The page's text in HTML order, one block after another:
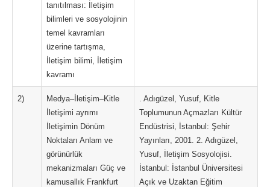
tanıtılması: İletişim
bilimleri ve sosyolojinin
temel kavramları
üzerine tartışma,
İletişim bilimi, İletişim
kavramı
2)
Medya–İletişim–Kitle
İletişimi ayrımı
İletişimin Dönüm
Noktaları Anlam ve
görünürlük
mekanizmaları Güç ve
kamusallık Frankfurt
. Adıgüzel, Yusuf, Kitle
Toplumunun Açmazları Kültür
Endüstrisi, İstanbul: Şehir
Yayınları, 2001. 2. Adıgüzel,
Yusuf, İletişim Sosyolojisi.
İstanbul: İstanbul Üniversitesi
Açık ve Uzaktan Eğitim